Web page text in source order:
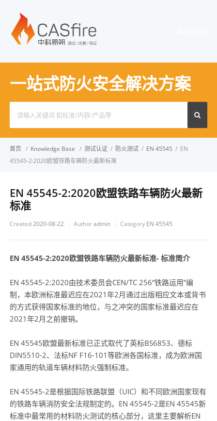
一站式防火安全解决方案
for:
首页 / Knowledge Base / 测试认证 / 防火测试 / EN 45545 / EN
45545-2:2020欧盟铁路车辆防火最新标准
EN 45545-2:2020欧盟铁路车辆防火最新
标准
Created2020-08-22 Authoradmin Category EN 45545
EN 45545-2:2020欧盟铁路车辆防火最新标准- 标准简介
EN 45545-2:2020由技术委员会CEN/TC 256“铁路运用”编
制，本欧洲标准最迟应在2021年2月通过出版相应文本或背书
的方式获得国家标准的地位，与之冲突的国家标准最迟应在
2021年2月之前撤销。
EN 45545欧盟最新标准已正式取代了英标BS6853、德标
DIN5510-2、法标NF F16-101等欧洲各国标准，成为欧洲国
家通用的轨道车辆材料防火强制标准。
EN 45545-2是根据国际铁路联盟（UIC）和不同欧洲国家现有
的铁路车辆消防安全法规制定的。EN 45545-2是EN 45545新
标准中最常用的材料防火测试的核心部分，这里主要解析EN